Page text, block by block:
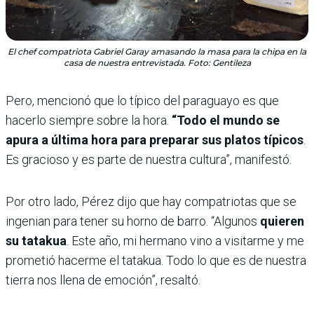
El chef compatriota Gabriel Garay amasando la masa para la chipa en la
casa de nuestra entrevistada. Foto: Gentileza
Pero, mencionó que lo típico del paraguayo es que
hacerlo siempre sobre la hora. “Todo el mundo se
apura a última hora para preparar sus platos típicos.
Es gracioso y es parte de nuestra cultura”, manifestó.
Por otro lado, Pérez dijo que hay compatriotas que se
ingenian para tener su horno de barro. “Algunos quieren
su tatakua. Este año, mi hermano vino a visitarme y me
prometió hacerme el tatakua. Todo lo que es de nuestra
tierra nos llena de emoción”, resaltó.